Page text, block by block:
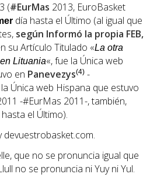
(#EurMas 2013, EuroBasket
día hasta el Último (al igual que
según Informó la propia FEB,
su Artículo Titulado «La otra
Lituania«, fue la Única web
en Panevezys(4) -
la Única web Hispana que estuvo
-#EurMas 2011-, también,
el Último).
devuestrobasket.com.
que no se pronuncia igual que
no se pronuncia ni Yuy ni Yul.